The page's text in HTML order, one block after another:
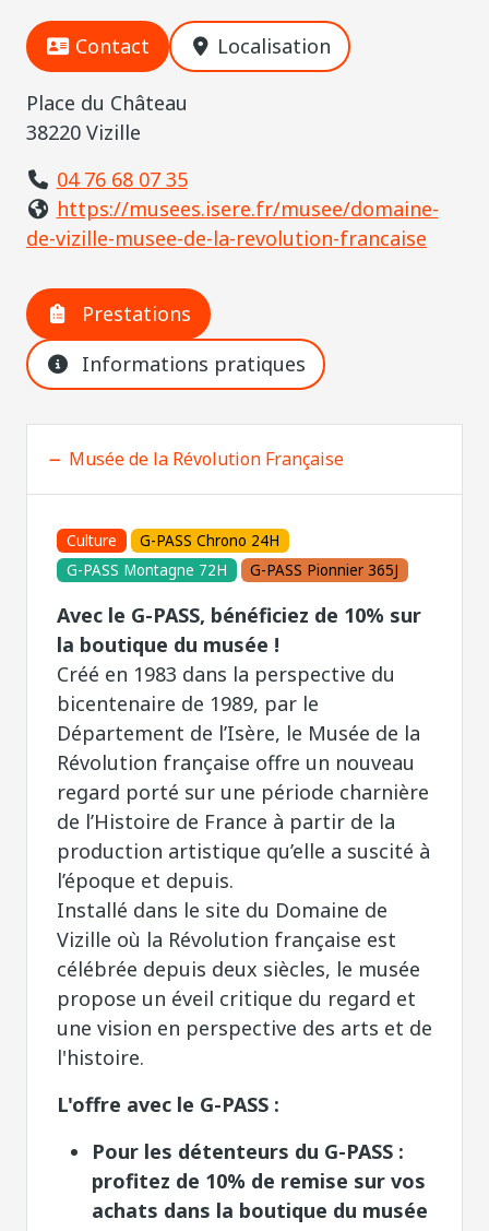
Contact Localisation
Place du Château
38220 Vizille
04 76 68 07 35
https://musees.isere.fr/musee/domaine-
de-vizille-musee-de-la-revolution-francaise
Prestations
Informations pratiques
Musée de la Révolution Française
Culture
G-PASS Chrono 24H
G-PASS Montagne 72H
G-PASS Pionnier 365J
Avec le G-PASS, bénéficiez de 10% sur
la boutique du musée !
Créé en 1983 dans la perspective du
bicentenaire de 1989, par le
Département de l’Isère, le Musée de la
Révolution française offre un nouveau
regard porté sur une période charnière
de l’Histoire de France à partir de la
production artistique qu’elle a suscité à
l’époque et depuis.
Installé dans le site du Domaine de
Vizille où la Révolution française est
célébrée depuis deux siècles, le musée
propose un éveil critique du regard et
une vision en perspective des arts et de
l'histoire.
L'offre avec le G-PASS :
Pour les détenteurs du G-PASS :
profitez de 10% de remise sur vos
achats dans la boutique du musée